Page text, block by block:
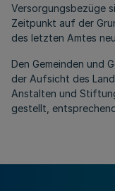
Versorgungsbezüge
Zeitpunkt auf der
des letzten Amtes
Den Gemeinden und
der Aufsicht des
Anstalten und
gestellt,